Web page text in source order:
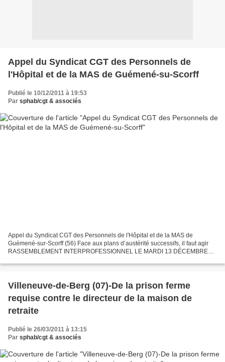
Appel du Syndicat CGT des Personnels de
l'Hôpital et de la MAS de Guémené-su-Scorff
Publié le 10/12/2011 à 19:53
Par sphab/cgt & associés
Appel du Syndicat CGT des Personnels de l'Hôpital et de la MAS de
Guémené-sur-Scorff (56) Face aux plans d’austérité successifs, il faut agir
RASSEMBLEMENT INTERPROFESSIONNEL LE MARDI 13 DÉCEMBRE
Villeneuve-de-Berg (07)-De la prison ferme
requise contre le directeur de la maison de
retraite
Publié le 26/03/2011 à 13:15
Par sphab/cgt & associés